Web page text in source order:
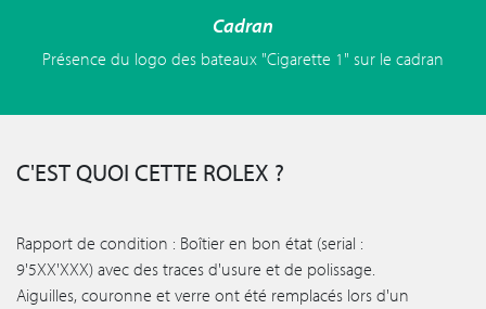
Cadran
Présence du logo des bateaux "Cigarette 1" sur le cadran
C'EST QUOI CETTE ROLEX ?
Rapport de condition : Boîtier en bon état (serial :
9'5XX'XXX) avec des traces d'usure et de polissage.
Aiguilles, couronne et verre ont été remplacés lors d'un